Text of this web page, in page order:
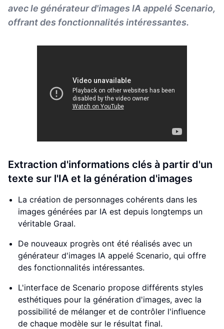
avec le générateur d'images IA appelé Scenario,
offrant des fonctionnalités intéressantes.
Extraction d'informations clés à partir d'un
texte sur l'IA et la génération d'images
La création de personnages cohérents dans les
images générées par IA est depuis longtemps un
véritable Graal.
De nouveaux progrès ont été réalisés avec un
générateur d'images IA appelé Scenario, qui offre
des fonctionnalités intéressantes.
L'interface de Scenario propose différents styles
esthétiques pour la génération d'images, avec la
possibilité de mélanger et de contrôler l'influence
de chaque modèle sur le résultat final.